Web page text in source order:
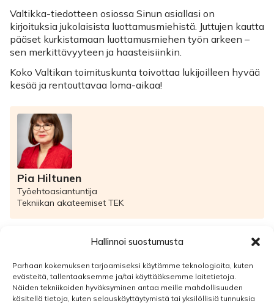
Hallinnoi suostumusta
Parhaan kokemuksen tarjoamiseksi käytämme teknologioita, kuten
evästeitä, tallentaaksemme ja/tai käyttääksemme laitetietoja.
Näiden tekniikoiden hyväksyminen antaa meille mahdollisuuden
käsitellä tietoja, kuten selauskäyttäytymistä tai yksilöllisiä tunnuksia
Valtikka-tiedotteen osiossa Sinun asiallasi on
kirjoituksia jukolaisista luottamusmiehistä. Juttujen kautta
pääset kurkistamaan luottamusmiehen työn arkeen –
sen merkittävyyteen ja haasteisiinkin.
Koko Valtikan toimituskunta toivottaa lukijoilleen hyvää
kesää ja rentouttavaa loma-aikaa!
Pia Hiltunen
Työehtoasiantuntija
Tekniikan akateemiset TEK
Valtikka-tiedote
Valtikka on akavalaisten liittojen yhteinen jäsentiedote
valtiosektorin ajankohtaisista neuvottelu- sekä muista